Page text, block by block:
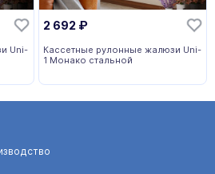
Uni-
2 692 ₽
Кассетные рулонные жалюзи Uni-
1 Монако стальной